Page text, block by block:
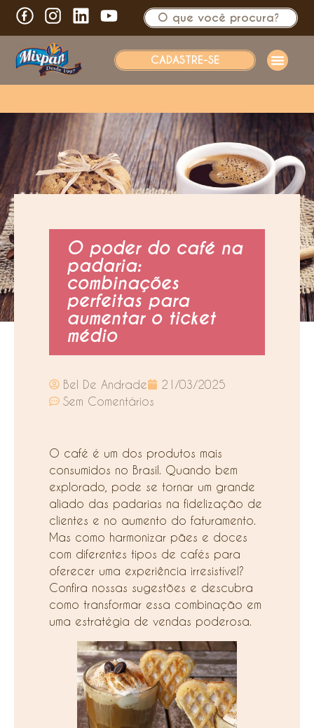
CADASTRE-SE
O poder do café na
padaria:
combinações
perfeitas para
aumentar o ticket
médio
Bel De Andrade
21/03/2025
Sem Comentários
O café é um dos produtos mais
consumidos no Brasil. Quando bem
explorado, pode se tornar um grande
aliado das padarias na fidelização de
clientes e no aumento do faturamento.
Mas como harmonizar pães e doces
com diferentes tipos de cafés para
oferecer uma experiência irresistível?
Confira nossas sugestões e descubra
como transformar essa combinação em
uma estratégia de vendas poderosa.